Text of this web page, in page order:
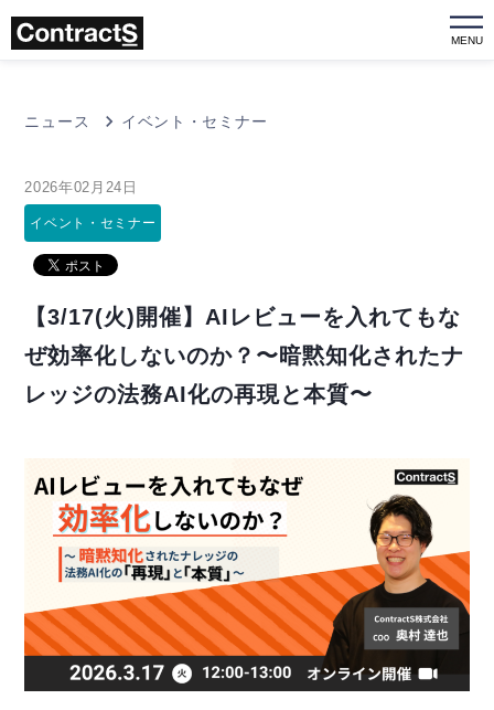
MENU
ニュース イベント・セミナー
2026年02月24日
イベント・セミナー
【3/17(火)開催】AIレビューを入れてもな
ぜ効率化しないのか？〜暗黙知化されたナ
レッジの法務AI化の再現と本質〜